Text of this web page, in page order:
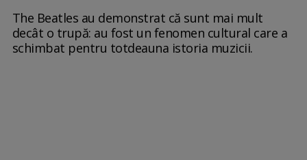
The Beatles au demonstrat că sunt mai mult
decât o trupă: au fost un fenomen cultural care a
schimbat pentru totdeauna istoria muzicii.